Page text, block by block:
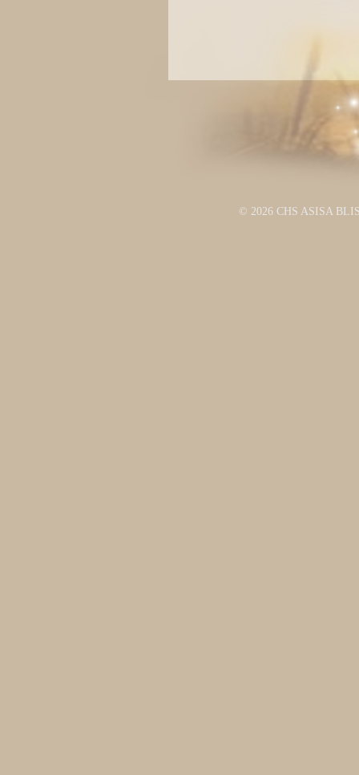
© 2026 CHS ASISA